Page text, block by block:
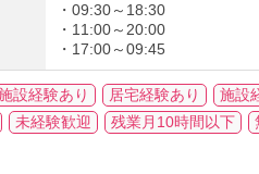
・09:30～18:30
・11:00～20:00
・17:00～09:45
設経験あり 居宅経験あり 施設
未経験歓迎 残業月10時間以下